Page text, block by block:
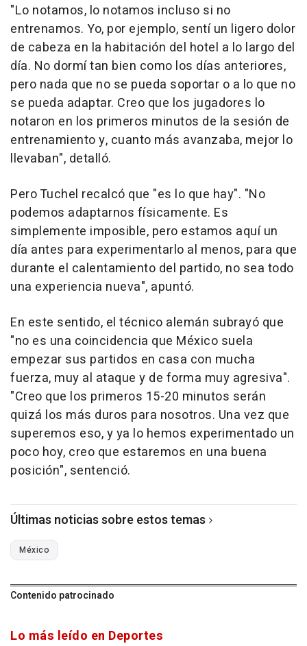
"Lo notamos, lo notamos incluso si no
entrenamos. Yo, por ejemplo, sentí un ligero dolor
de cabeza en la habitación del hotel a lo largo del
día. No dormí tan bien como los días anteriores,
pero nada que no se pueda soportar o a lo que no
se pueda adaptar. Creo que los jugadores lo
notaron en los primeros minutos de la sesión de
entrenamiento y, cuanto más avanzaba, mejor lo
llevaban", detalló.
Pero Tuchel recalcó que "es lo que hay". "No
podemos adaptarnos físicamente. Es
simplemente imposible, pero estamos aquí un
día antes para experimentarlo al menos, para que
durante el calentamiento del partido, no sea todo
una experiencia nueva", apuntó.
En este sentido, el técnico alemán subrayó que
"no es una coincidencia que México suela
empezar sus partidos en casa con mucha
fuerza, muy al ataque y de forma muy agresiva".
"Creo que los primeros 15-20 minutos serán
quizá los más duros para nosotros. Una vez que
superemos eso, y ya lo hemos experimentado un
poco hoy, creo que estaremos en una buena
posición", sentenció.
Últimas noticias sobre estos temas
México
Contenido patrocinado
Lo más leído en Deportes